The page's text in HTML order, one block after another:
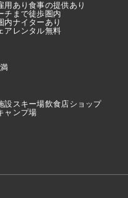
用あり食事の提供あり
チまで徒歩圏内
内ナイターあり
アレンタル無料
設スキー場飲食店ショップ
ャンプ場